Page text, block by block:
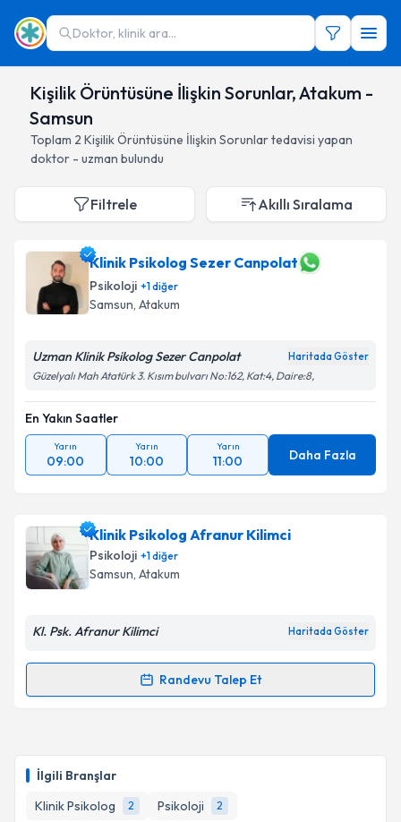
Doktor, klinik ara...
Kişilik Örüntüsüne İlişkin Sorunlar, Atakum -
Samsun
Toplam 2 Kişilik Örüntüsüne İlişkin Sorunlartedavisi yapan
doktor - uzman bulundu
İlgili Branşlar
Klinik Psikolog
2 Psikoloji 2
Filtrele Akıllı Sıralama
Klinik Psikolog Sezer Canpolat
Psikoloji +1diğer
Samsun, Atakum
Uzman Klinik Psikolog Sezer Canpolat Haritada Göster
Güzelyalı Mah Atatürk 3. Kısım bulvarı No:162, Kat:4, Daire:8,
En Yakın Saatler
Yarın
09:00
Yarın
10:00
Yarın
11:00 Daha Fazla
Klinik Psikolog Afranur Kilimci
Psikoloji +1diğer
Samsun, Atakum
Kl. Psk. Afranur Kilimci Haritada Göster
Randevu Talep Et
Randevu Takvimi Talebi
için bir takvim hazırlandığında e-posta ile
bilgilendireceğiz.